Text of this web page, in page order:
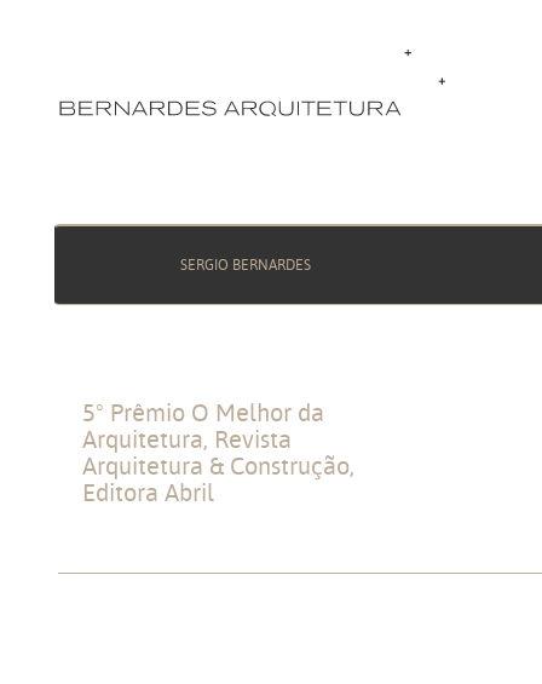
SERGIO BERNARDES
5º Prêmio O Melhor da
Arquitetura, Revista
Arquitetura & Construção,
Editora Abril